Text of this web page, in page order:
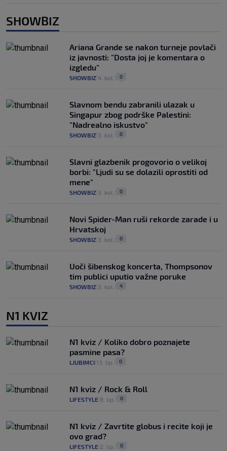
SHOWBIZ
Ariana Grande se nakon turneje povlači
iz javnosti: "Dosta joj je komentara o
izgledu"
SHOWBIZ 4. kol. 0
Slavnom bendu zabranili ulazak u
Singapur zbog podrške Palestini:
"Nadrealno iskustvo"
SHOWBIZ 3. kol. 0
Slavni glazbenik progovorio o velikoj
borbi: "Ljudi su se dolazili oprostiti od
mene"
SHOWBIZ 3. kol. 0
Novi Spider-Man ruši rekorde zarade i u
Hrvatskoj
SHOWBIZ 3. kol. 0
Uoči šibenskog koncerta, Thompsonov
tim publici uputio važne poruke
SHOWBIZ 3. kol. 4
N1 KVIZ
N1 kviz / Koliko dobro poznajete
pasmine pasa?
LJUBIMCI 13. lip. 0
N1 kviz / Rock & Roll
LIFESTYLE 8. lip. 0
N1 kviz / Zavrtite globus i recite koji je
ovo grad?
LIFESTYLE 2. lip. 0